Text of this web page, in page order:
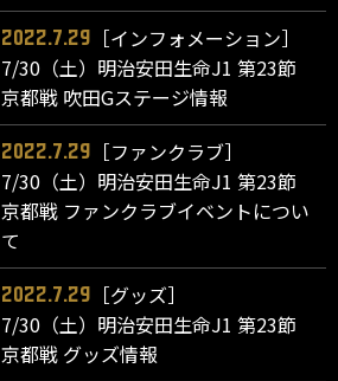
2022.7.29
［インフォメーション］
7/30（土）明治安田生命J1 第23節
京都戦 吹田Gステージ情報
2022.7.29
［ファンクラブ］
7/30（土）明治安田生命J1 第23節
京都戦 ファンクラブイベントについ
て
2022.7.29
［グッズ］
7/30（土）明治安田生命J1 第23節
京都戦 グッズ情報